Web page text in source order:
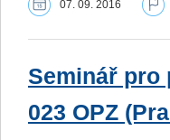
07. 09. 2016
Seminář pro
023 OPZ